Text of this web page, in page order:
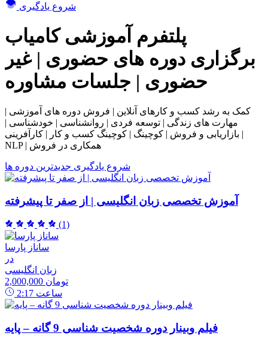
شروع یادگیری
پلتفرم آموزشی کامیاب
برگزاری دوره های حضوری | غیر
حضوری | جلسات مشاوره
کمک به رشد کسب و کارهای آنلاین | فروش دوره های آموزشی |
مهارت های زندگی | توسعه فردی | روانشناسی | خودشناسی |
بازاریابی و فروش | کوچینگ | کوچینگ کسب و کار | کارآفرینی |
NLP | همکاری در فروش
شروع یادگیری جدیدترین دوره ها
آموزش تخصصی زبان انگلیسی | از صفر تا پیشرفته
(1)
ساناز پارسا
در
زبان انگلیسی
2,000,000 تومان
2:17 ساعت
فیلم وبینار دوره شخصیت شناسی 9 گانه – پایه